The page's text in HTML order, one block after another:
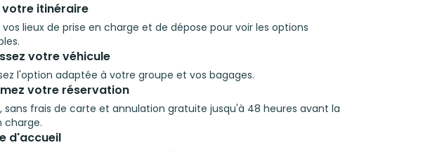
votre itinéraire
vos lieux de prise en charge et de dépose pour voir les options
votre véhicule
l'option adaptée à votre groupe et vos bagages.
votre réservation
sans frais de carte et annulation gratuite jusqu'à 48 heures avant la
charge.
d'accueil